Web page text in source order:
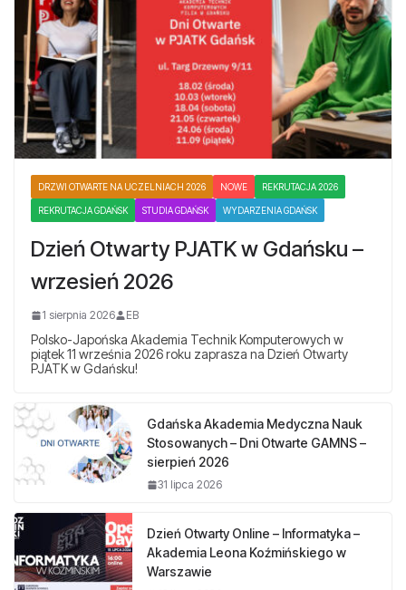
DRZWI OTWARTE NA UCZELNIACH 2026 NOWE REKRUTACJA 2026
REKRUTACJA GDAŃSK STUDIA GDAŃSK WYDARZENIA GDAŃSK
Dzień Otwarty PJATK w Gdańsku –
wrzesień 2026
1 sierpnia 2026 EB
Polsko-Japońska Akademia Technik Komputerowych w
piątek 11 września 2026 roku zaprasza na Dzień Otwarty
PJATK w Gdańsku!
Gdańska Akademia Medyczna Nauk
Stosowanych – Dni Otwarte GAMNS –
sierpień 2026
31 lipca 2026
Dzień Otwarty Online – Informatyka –
Akademia Leona Koźmińskiego w
Warszawie